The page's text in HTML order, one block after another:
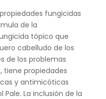
fungicidas
de la
tópico que
cabelludo de los
de los problemas
tiene propiedades
y antimicóticas
La inclusión de la